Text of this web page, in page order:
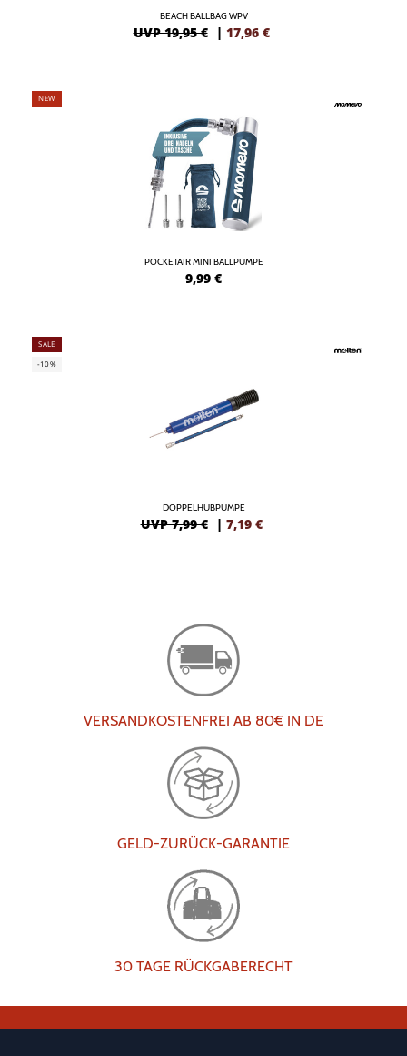
BEACH BALLBAG WPV
UVP 19,95 € | 17,96 €
NEW
POCKETAIR MINI BALLPUMPE
9,99 €
SALE
-10%
DOPPELHUBPUMPE
UVP 7,99 € | 7,19 €
VERSANDKOSTENFREI AB 80€ IN DE
GELD-ZURÜCK-GARANTIE
30 TAGE RÜCKGABERECHT